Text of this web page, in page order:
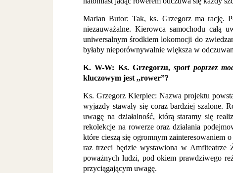
Marian Butor: Tak, ks. Grzegorz ma rację.
niezauważalne. Kierowca samochodu całą
uniwersalnym środkiem lokomocji do
byłaby nieporównywalnie większa w
K. W-W: Ks. Grzegorzu,sport poprzez
kluczowym jest ,,rower”?
Ks. Grzegorz Kierpiec: Nazwa projektu
wyjazdy stawały się coraz bardziej szalone.
uwagę na działalność, którą staramy się
rekolekcje na rowerze oraz działania
które cieszą się ogromnym zainteresowaniem
raz trzeci będzie wystawiona w Amfiteatrze
poważnych ludzi, pod okiem prawdziwego
przyciągającym uwagę.